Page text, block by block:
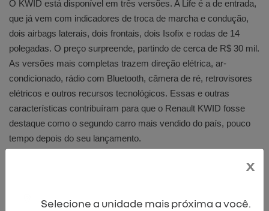
O KWID está disponível em três versões. A Life é a de entrada,
que já vem com indicadores de troca de marcha e condução,
dois airbags laterais, dois frontais, dois Isofix e rodas de 14
polegadas. O preço surpreende, partindo de cerca de R$ 30 mil.
As versões mais completas trazem direção elétrica, ar-
condicionado, rádio com Bluetooth, câmera de ré, retrovisores
elétricos e outros recursos tecnológicos. Essas e outras
características contribuíram para que o Renault KWID fosse
destaque como o segundo carro mais vendido do país, pouco
tempo depois do seu lançamento.
Como foi o lançamento do
Renault KWID 2018
x
Selecione a unidade mais próxima a você.